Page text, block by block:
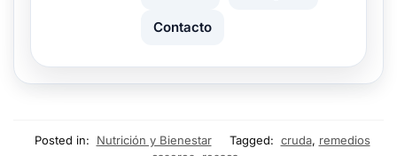
Contacto
Posted in: Nutrición y Bienestar Tagged: cruda, remedios